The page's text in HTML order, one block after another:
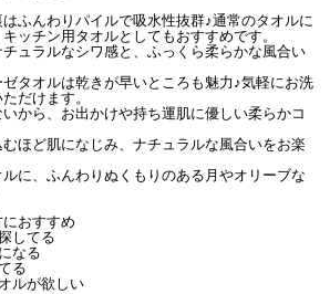
ふんわりパイルで吸水性抜群♪通常のタオルに
ッチン用タオルとしてもおすすめです。
ュラルなシワ感と、ふっくら柔らかな風合い
タオルは乾きが早いところも魅力♪気軽にお洗
だけます。
から、お出かけや持ち運肌に優しい柔らかコ
ほど肌になじみ、ナチュラルな風合いをお楽
に、ふんわりぬくもりのある月やオリーブな
おすすめ
してる
なる
る
ルが欲しい